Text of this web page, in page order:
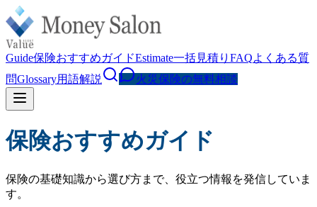
Guide保険おすすめガイドEstimate一括見積り FAQよくある質
問Glossary用語解説 火災保険の無料相談
保険おすすめガイド
保険の基礎知識から選び方まで、役立つ情報を発信していま
す。